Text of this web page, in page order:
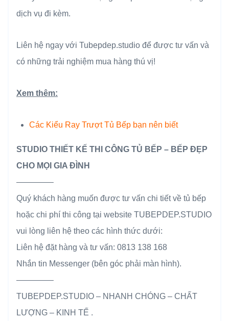
dịch vụ đi kèm.
Liên hệ ngay với Tubepdep.studio để được tư vấn và
có những trải nghiệm mua hàng thú vị!
Xem thêm:
Các Kiểu Ray Trượt Tủ Bếp bạn nên biết
STUDIO THIẾT KẾ THI CÔNG TỦ BẾP – BẾP ĐẸP
CHO MỌI GIA ĐÌNH
————–
Quý khách hàng muốn được tư vấn chi tiết về tủ bếp
hoặc chi phí thi công tại website TUBEPDEP.STUDIO
vui lòng liên hệ theo các hình thức dưới:
Liên hệ đặt hàng và tư vấn: 0813 138 168
Nhắn tin Messenger (bên góc phải màn hình).
————–
TUBEPDEP.STUDIO – NHANH CHÓNG – CHẤT
LƯỢNG – KINH TẾ .